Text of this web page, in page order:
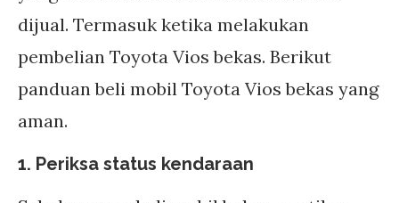
dijual. Termasuk ketika melakukan
pembelian Toyota Vios bekas. Berikut
panduan beli mobil Toyota Vios bekas yang
aman.
1. Periksa status kendaraan